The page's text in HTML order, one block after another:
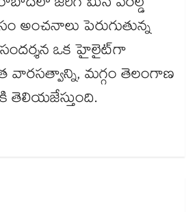
అంచనాలు పెరుగుతున్న
ఒక హైలైట్‌గా
వారసత్వాన్ని, మగ్గం తెలంగాణ
తెలియజేస్తుంది.